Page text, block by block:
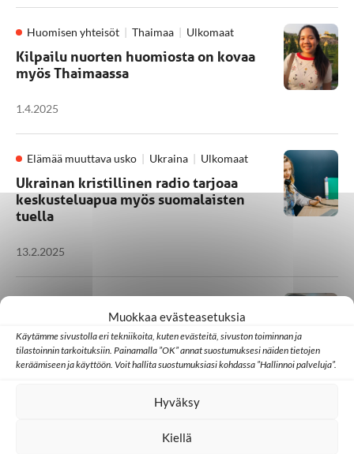
Muokkaa evästeasetuksia
Käytämme sivustolla eri tekniikoita, kuten evästeitä, sivuston toiminnan ja
tilastoinnin tarkoituksiin. Painamalla ”OK” annat suostumuksesi näiden tietojen
keräämiseen ja käyttöön. Voit hallita suostumuksiasi kohdassa ”Hallinnoi palveluja”.
Hyväksy
Kiellä
Huomisen yhteisöt Thaimaa Ulkomaat
Kilpailu nuorten huomiosta on kovaa
myös Thaimaassa
1.4.2025
Elämää muuttava usko Ukraina Ulkomaat
Ukrainan kristillinen radio tarjoaa
keskusteluapua myös suomalaisten
tuella
13.2.2025
Sansan tukema naistenohjelma
palkittiin Mongoliassa
3